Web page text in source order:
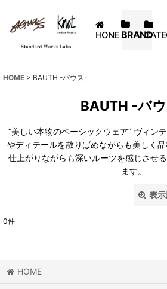
HONE BRAND
HOME > BAUTH -バウス-
BAUTH -バ
“美しい本物のベーシックウェア” ヴィン
やディテールを散りばめながらも美しく
仕上がりながらも深いルーツを感じさせ
ます。
表
0件
HOME